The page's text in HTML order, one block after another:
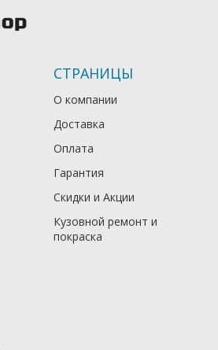
СТРАНИЦЫ
О компании
Доставка
Оплата
Гарантия
Скидки и Акции
Кузовной ремонт и
покраска